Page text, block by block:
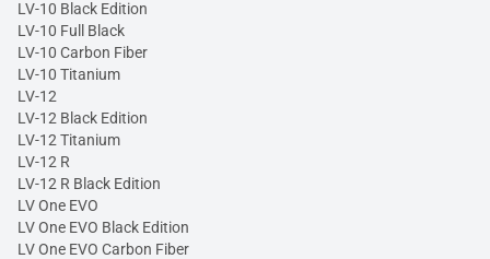
LV-10 Black Edition
LV-10 Full Black
LV-10 Carbon Fiber
LV-10 Titanium
LV-12
LV-12 Black Edition
LV-12 Titanium
LV-12 R
LV-12 R Black Edition
LV One EVO
LV One EVO Black Edition
LV One EVO Carbon Fiber